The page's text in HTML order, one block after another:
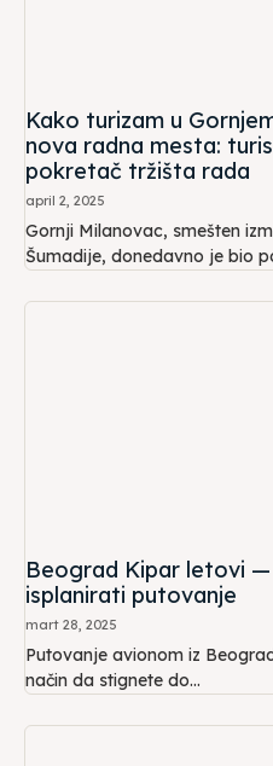
Kako turizam u
nova radna mesta:
pokretač tržišta rada
april 2, 2025
Gornji Milanovac, smešten
Šumadije, donedavno je bio
Beograd Kipar letovi
isplanirati putovanje
mart 28, 2025
Putovanje avionom iz
način da stignete do...